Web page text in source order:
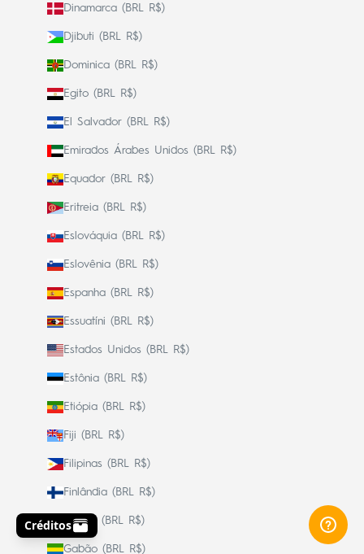
Dinamarca (BRL R$)
Djibuti (BRL R$)
Dominica (BRL R$)
Egito (BRL R$)
El Salvador (BRL R$)
Emirados Árabes Unidos (BRL R$)
Equador (BRL R$)
Eritreia (BRL R$)
Eslováquia (BRL R$)
Eslovênia (BRL R$)
Espanha (BRL R$)
Essuatíni (BRL R$)
Estados Unidos (BRL R$)
Estônia (BRL R$)
Etiópia (BRL R$)
Fiji (BRL R$)
Filipinas (BRL R$)
Finlândia (BRL R$)
França (BRL R$)
Gabão (BRL R$)